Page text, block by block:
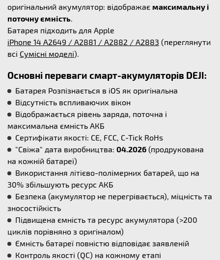
оригінальний акумулятор: відображає максимальну і
поточну ємність.
Батарея підходить для Apple
iPhone 14 A2649 / A2881 / A2882 / A2883 (переглянути
всі Сумісні моделі).
Основні переваги смарт-акумуляторів DEJI:
Батарея Розпізнається в iOS як оригінальна
Відсутність вспливаючих вікон
Відображається рівень заряда, поточна і
максимальна ємність АКБ
Сертифікати якості: CE, FCC, C-Tick RoHs
"Свіжа" дата виробництва: 04.2026 (продрукована
на кожній батареї)
Використання літієво-полімерних батарей, що на
30% збільшують ресурс АКБ
Безпека (акумулятор не перегрівається), міцність та
зносостійкість
Підвищена ємність та ресурс акумулятора (>200
циклів порівняно з оригіналом)
Ємність батареї повністю відповідає заявленій
Контроль якості (QC) на кожному етапі